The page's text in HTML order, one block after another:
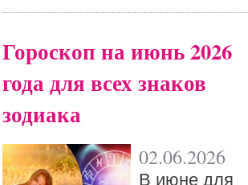
Гороскоп на июнь 2026
года для всех знаков
зодиака
02.06.2026
В июне для